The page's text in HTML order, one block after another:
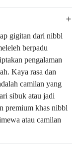
gigitan dari nibbl
berpadu
pengalaman
Kaya rasa dan
camilan yang
sibuk atau jadi
premium khas nibbl
atau camilan